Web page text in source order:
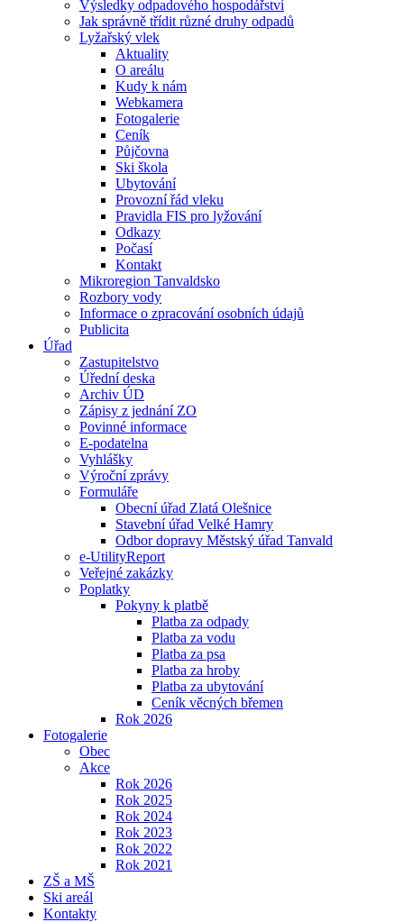
Výsledky odpadového hospodářství
Jak správně třídit různé druhy odpadů
Lyžařský vlek
Aktuality
O areálu
Kudy k nám
Webkamera
Fotogalerie
Ceník
Půjčovna
Ski škola
Ubytování
Provozní řád vleku
Pravidla FIS pro lyžování
Odkazy
Počasí
Kontakt
Mikroregion Tanvaldsko
Rozbory vody
Informace o zpracování osobních údajů
Publicita
Úřad
Zastupitelstvo
Úřední deska
Archiv ÚD
Zápisy z jednání ZO
Povinné informace
E-podatelna
Vyhlášky
Výroční zprávy
Formuláře
Obecní úřad Zlatá Olešnice
Stavební úřad Velké Hamry
Odbor dopravy Městský úřad Tanvald
e-UtilityReport
Veřejné zakázky
Poplatky
Pokyny k platbě
Platba za odpady
Platba za vodu
Platba za psa
Platba za hroby
Platba za ubytování
Ceník věcných břemen
Rok 2026
Fotogalerie
Obec
Akce
Rok 2026
Rok 2025
Rok 2024
Rok 2023
Rok 2022
Rok 2021
ZŠ a MŠ
Ski areál
Kontakty